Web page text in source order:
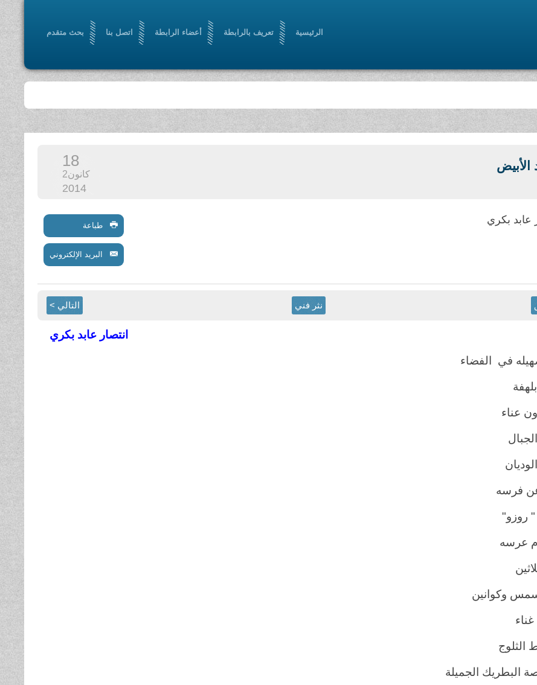
الرئيسية تعريف بالرابطة أعضاء الرابطة اتصل بنا بحث متقدم
الأبيض 18
كانون2
2014
عابد بكري طباعة
البريد الإلكتروني
نثر فني التالي >
انتصار عابد بكري
في الفضاء
عناء
عن فرسه
" روزو"
عرسه
وكوانين
الثلوج
البطريك الجميلة